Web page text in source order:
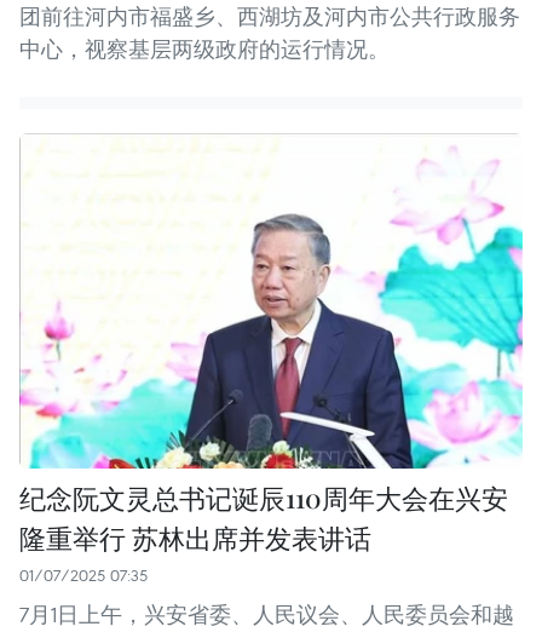
团前往河内市福盛乡、西湖坊及河内市公共行政服务
中心，视察基层两级政府的运行情况。
纪念阮文灵总书记诞辰110周年大会在兴安
隆重举行 苏林出席并发表讲话
01/07/2025 07:35
7月1日上午，兴安省委、人民议会、人民委员会和越